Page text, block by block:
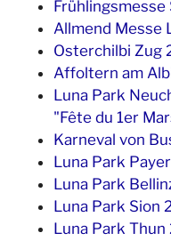
Allmend Messe
Osterchilbi Zug
Affoltern am
Luna Park
"Fête du 1er
Karneval von
Luna Park
Luna Park
Luna Park Sion
Luna Park